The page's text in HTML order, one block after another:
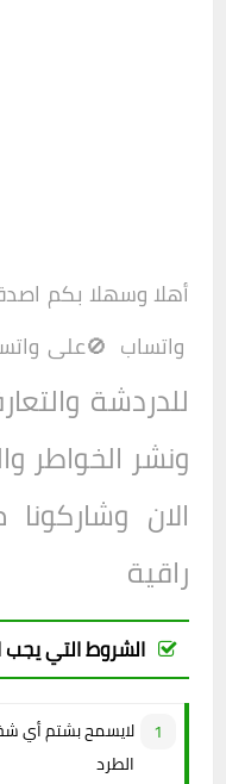
أهلا وسهلا بكم
واتساب 🚫على
للدردشة
ونشر الخواطر
الان
راقية
الشروط التي يجب
لايسمح بشتم أي
الطرد